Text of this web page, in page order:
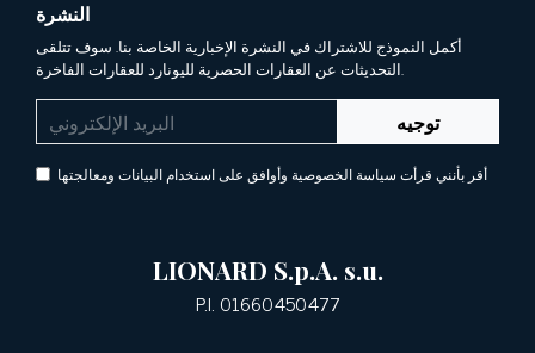
النشرة
أكمل النموذج للاشتراك في النشرة الإخبارية الخاصة بنا. سوف تتلقى
التحديثات عن العقارات الحصرية لليونارد للعقارات الفاخرة.
توجيه
أقر بأنني قرأت سياسة الخصوصية وأوافق على استخدام البيانات ومعالجتها
LIONARD S.p.A. s.u.
P.I. 01660450477